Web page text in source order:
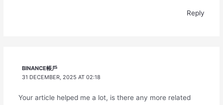
Reply
BINANCE帳戶
31 DECEMBER, 2025 AT 02:18
Your article helped me a lot, is there any more related